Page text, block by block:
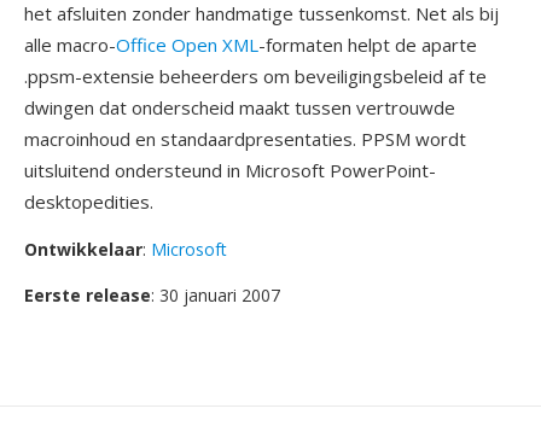
het afsluiten zonder handmatige tussenkomst. Net als bij
alle macro-Office Open XML-formaten helpt de aparte
.ppsm-extensie beheerders om beveiligingsbeleid af te
dwingen dat onderscheid maakt tussen vertrouwde
macroinhoud en standaardpresentaties. PPSM wordt
uitsluitend ondersteund in Microsoft PowerPoint-
desktopedities.
Ontwikkelaar: Microsoft
Eerste release: 30 januari 2007